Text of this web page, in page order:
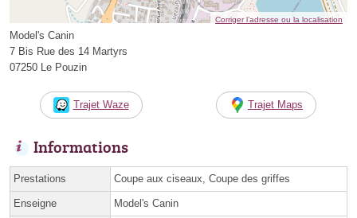
Corriger l’adresse ou la localisation
Model's Canin
7 Bis Rue des 14 Martyrs
07250 Le Pouzin
Trajet Waze Trajet Maps
Informations
Prestations Coupe aux ciseaux, Coupe des griffes
Enseigne Model's Canin